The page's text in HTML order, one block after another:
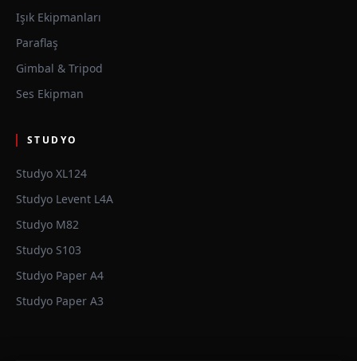
Işık Ekipmanları
Paraflaş
Gimbal & Tripod
Ses Ekipman
STUDYO
Studyo XL124
Studyo Levent L4A
Studyo M82
Studyo S103
Studyo Paper A4
Studyo Paper A3